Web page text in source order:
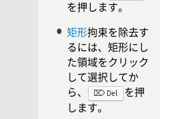
を押します。
矩形拘束を除去す
るには、矩形にし
た領域をクリック
して選択してか
ら、
⌦ Del
を押
します。